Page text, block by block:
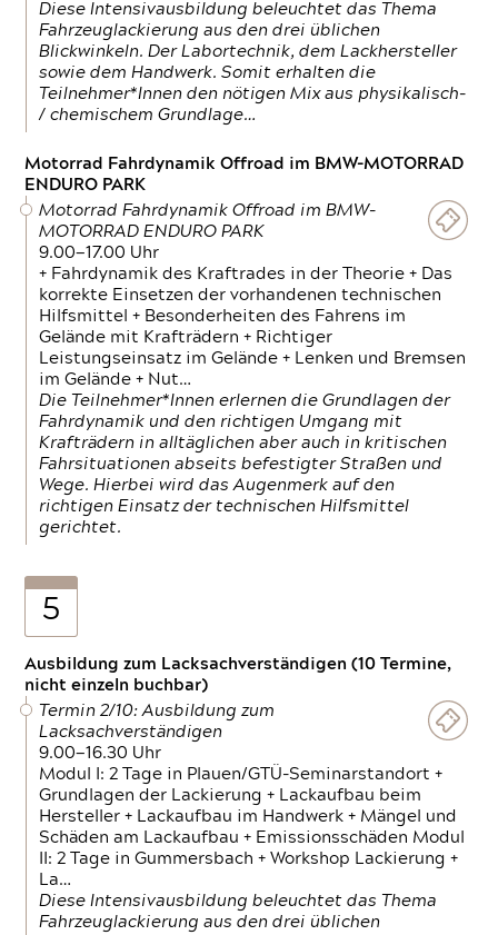
Diese Intensivausbildung beleuchtet das Thema
Fahrzeuglackierung aus den drei üblichen
Blickwinkeln. Der Labortechnik, dem Lackhersteller
sowie dem Handwerk. Somit erhalten die
Teilnehmer*Innen den nötigen Mix aus physikalisch-
/ chemischem Grundlage…
Motorrad Fahrdynamik Offroad im BMW-MOTORRAD
ENDURO PARK
Motorrad Fahrdynamik Offroad im BMW-
MOTORRAD ENDURO PARK
9.00—17.00 Uhr
+ Fahrdynamik des Kraftrades in der Theorie + Das
korrekte Einsetzen der vorhandenen technischen
Hilfsmittel + Besonderheiten des Fahrens im
Gelände mit Krafträdern + Richtiger
Leistungseinsatz im Gelände + Lenken und Bremsen
im Gelände + Nut…
Die Teilnehmer*Innen erlernen die Grundlagen der
Fahrdynamik und den richtigen Umgang mit
Krafträdern in alltäglichen aber auch in kritischen
Fahrsituationen abseits befestigter Straßen und
Wege. Hierbei wird das Augenmerk auf den
richtigen Einsatz der technischen Hilfsmittel
gerichtet.
5
Ausbildung zum Lacksachverständigen (10 Termine,
nicht einzeln buchbar)
Termin 2/10: Ausbildung zum
Lacksachverständigen
9.00—16.30 Uhr
Modul I: 2 Tage in Plauen/GTÜ-Seminarstandort +
Grundlagen der Lackierung + Lackaufbau beim
Hersteller + Lackaufbau im Handwerk + Mängel und
Schäden am Lackaufbau + Emissionsschäden Modul
II: 2 Tage in Gummersbach + Workshop Lackierung +
La…
Diese Intensivausbildung beleuchtet das Thema
Fahrzeuglackierung aus den drei üblichen